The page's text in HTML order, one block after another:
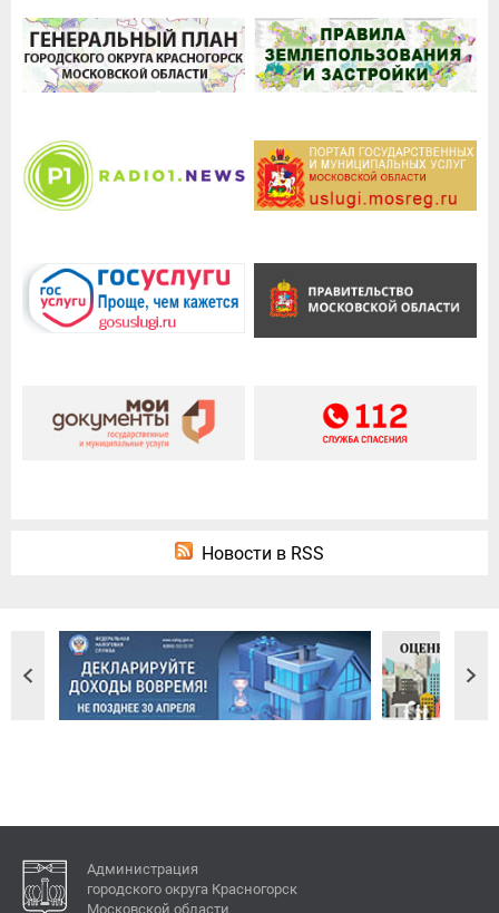
Новости в RSS
Администрация
городского округа Красногорск
Московской области